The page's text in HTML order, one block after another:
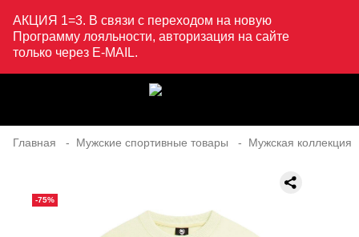
АКЦИЯ 1=3. В связи с переходом на новую
Программу лояльности, авторизация на сайте
только через E-MAIL.
Главная Мужские спортивные товары Мужская коллекция
-75%